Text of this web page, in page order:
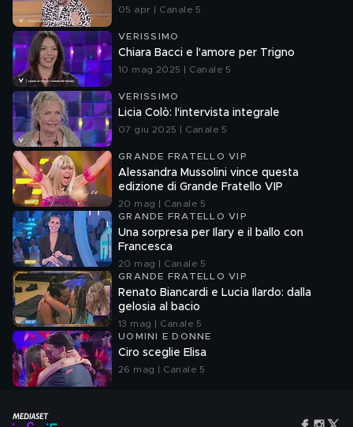
05 apr | Canale 5
VERISSIMO
Chiara Bacci e l'amore per Trigno
10 mag 2025 | Canale 5
VERISSIMO
Licia Colò: l'intervista integrale
07 giu 2025 | Canale 5
GRANDE FRATELLO VIP
Alessandra Mussolini vince questa
edizione di Grande Fratello VIP
20 mag | Canale 5
GRANDE FRATELLO VIP
Una sorpresa per Ilary e il ballo con
Francesca
20 mag | Canale 5
GRANDE FRATELLO VIP
Renato Biancardi e Lucia Ilardo: dalla
gelosia al bacio
13 mag | Canale 5
UOMINI E DONNE
Ciro sceglie Elisa
26 mag | Canale 5